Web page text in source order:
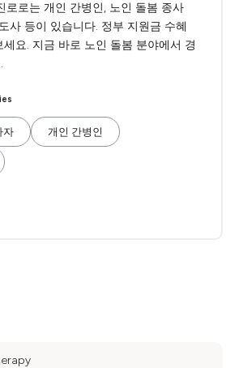
로로는 개인 간병인, 노인 돌봄 종사
사 등이 있습니다. 정부 지원금 수혜
요. 지금 바로 노인 돌봄 분야에서 경
자 개인 간병인